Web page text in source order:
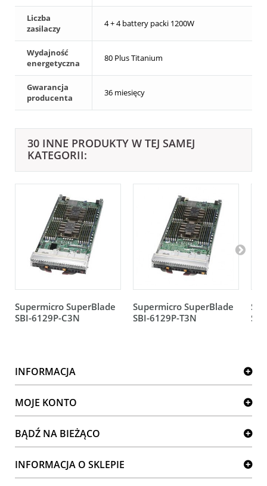
Liczba
zasilaczy
4 + 4 battery packi 1200W
Wydajność
energetyczna
80 Plus Titanium
Gwarancja
producenta
36 miesięcy
30 INNE PRODUKTY W TEJ SAMEJ
KATEGORII:
Supermicro SuperBlade
SBI-6129P-C3N
Supermicro SuperBlade
SBI-6129P-T3N
INFORMACJA
MOJE KONTO
BĄDŹ NA BIEŻĄCO
INFORMACJA O SKLEPIE